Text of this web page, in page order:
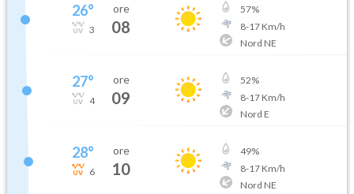
26°
3
ore
08
57%
8-17Km/h
Nord NE
27°
4
ore
09
52%
8-17Km/h
Nord E
28°
6
ore
10
49%
8-17Km/h
Nord NE